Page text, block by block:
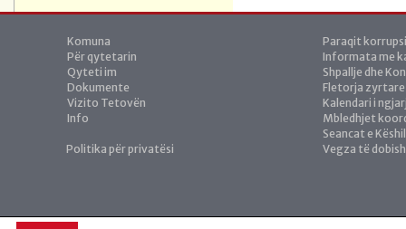
Komuna
Për qytetarin
Qyteti im
Dokumente
Vizito Tetovën
Info
Politika për privatësi
Paraqit
Informata me
Shpallje dhe
Fletorja zyrtare
Kalendari i
Mbledhjet
Seancat e
Vegza të